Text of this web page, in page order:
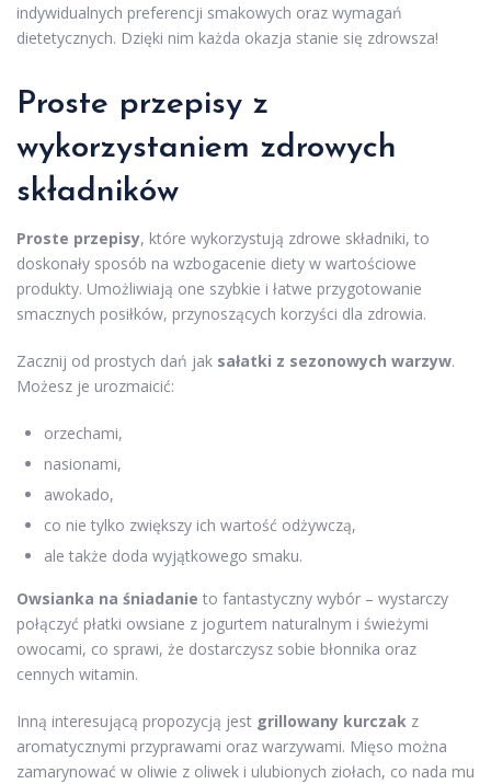
indywidualnych preferencji smakowych oraz wymagań
dietetycznych. Dzięki nim każda okazja stanie się zdrowsza!
Proste przepisy z
wykorzystaniem zdrowych
składników
Proste przepisy, które wykorzystują zdrowe składniki, to
doskonały sposób na wzbogacenie diety w wartościowe
produkty. Umożliwiają one szybkie i łatwe przygotowanie
smacznych posiłków, przynoszących korzyści dla zdrowia.
Zacznij od prostych dań jak sałatki z sezonowych warzyw.
Możesz je urozmaicić:
orzechami,
nasionami,
awokado,
co nie tylko zwiększy ich wartość odżywczą,
ale także doda wyjątkowego smaku.
Owsianka na śniadanie to fantastyczny wybór – wystarczy
połączyć płatki owsiane z jogurtem naturalnym i świeżymi
owocami, co sprawi, że dostarczysz sobie błonnika oraz
cennych witamin.
Inną interesującą propozycją jest grillowany kurczak z
aromatycznymi przyprawami oraz warzywami. Mięso można
zamarynować w oliwie z oliwek i ulubionych ziołach, co nada mu